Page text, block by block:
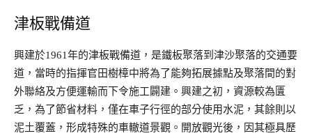
津板戰備道
興建於1961年的津板戰備道，是鐵板聚落到津沙聚落的交通要
道，當時的指揮官田樹樟中將為了能夠拓展據點及聚落間的對
外聯絡及方便運輸而下令施工闢建。興建之初，資源較為匱
乏，為了節省材料，僅在車子行徑的部分使用水泥，其餘則以
泥土覆蓋，形成特殊的車轍道景觀。開放觀光後，因其極具歷